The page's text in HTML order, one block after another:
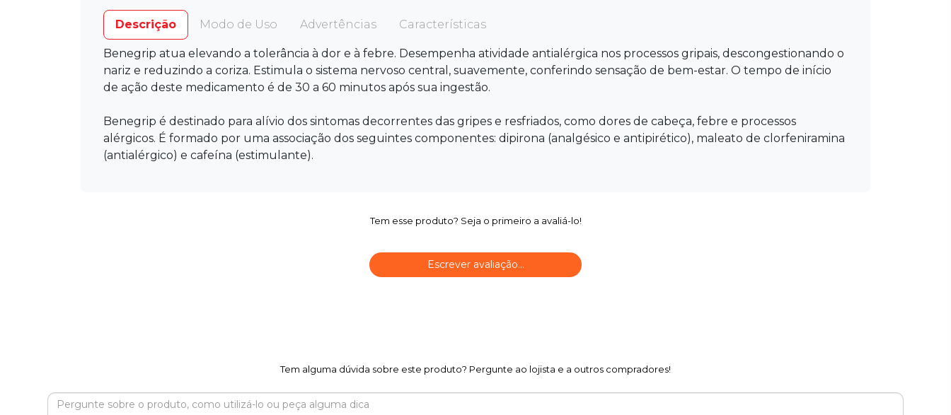
Descrição Modo de Uso Advertências Características
Benegrip atua elevando a tolerância à dor e à febre. Desempenha atividade antialérgica nos processos gripais, descongestionando o
nariz e reduzindo a coriza. Estimula o sistema nervoso central, suavemente, conferindo sensação de bem-estar. O tempo de início
de ação deste medicamento é de 30 a 60 minutos após sua ingestão.
Benegrip é destinado para alívio dos sintomas decorrentes das gripes e resfriados, como dores de cabeça, febre e processos
alérgicos. É formado por uma associação dos seguintes componentes: dipirona (analgésico e antipirético), maleato de clorfeniramina
(antialérgico) e cafeína (estimulante).
Tem esse produto? Seja o primeiro a avaliá-lo!
Escrever avaliação...
Tem alguma dúvida sobre este produto? Pergunte ao lojista e a outros compradores!